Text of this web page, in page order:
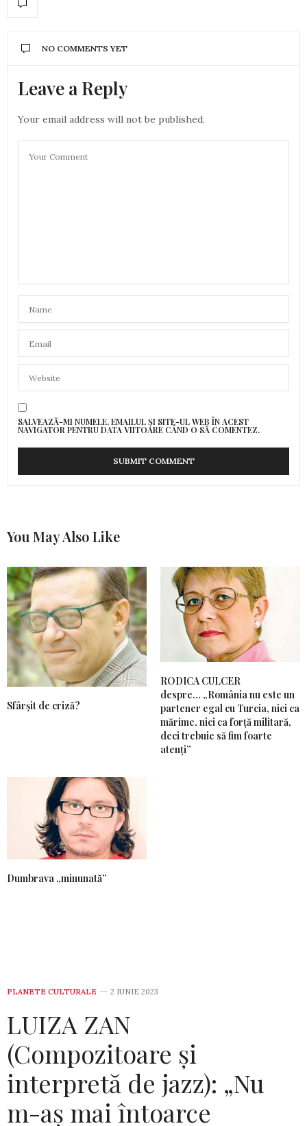
NO COMMENTS YET
Leave a Reply
Your email address will not be published.
SALVEAZĂ-MI NUMELE, EMAILUL ȘI SITE-UL WEB ÎN ACEST
NAVIGATOR PENTRU DATA VIITOARE CÂND O SĂ COMENTEZ.
You May Also Like
Sfârșit de criză?
RODICA CULCER
despre… „România nu este un
partener egal cu Turcia, nici ca
mărime, nici ca forță militară,
deci trebuie să fim foarte
atenți”
Dumbrava „minunată”
PLANETE CULTURALE 2 IUNIE 2023
LUIZA ZAN
(Compozitoare și
interpretă de jazz): „Nu
m-aş mai întoarce